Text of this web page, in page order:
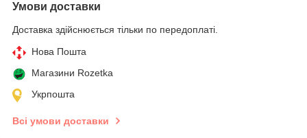
Умови доставки
Доставка здійснюється тільки по передоплаті.
Нова Пошта
Магазини Rozetka
Укрпошта
Всі умови доставки